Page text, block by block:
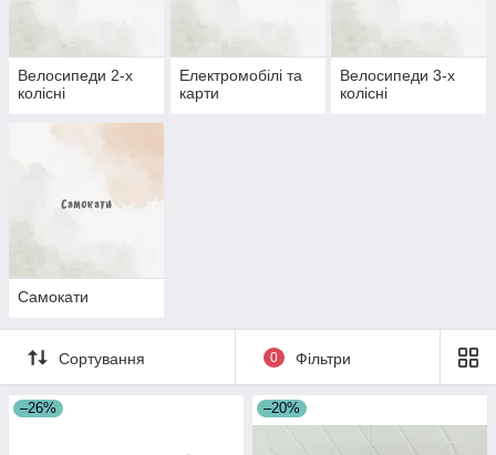
Велосипеди 2-х
колісні
Електромобілі та
карти
Велосипеди 3-х
колісні
Самокати
Сортування 0 Фільтри
–26% –20%